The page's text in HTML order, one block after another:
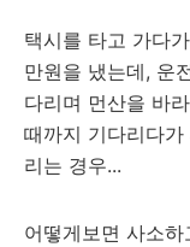
택시를 타고 가다
만원을 냈는데, 운
다리며 먼산을 바
때까지 기다리다
리는 경우...
어떻게보면 사소